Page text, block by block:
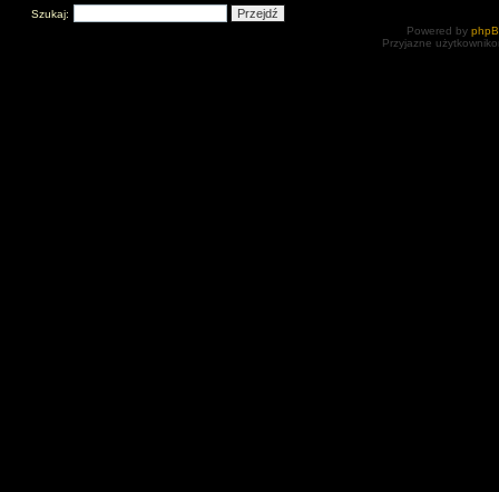
Szukaj:
Powered by
Przyjazne